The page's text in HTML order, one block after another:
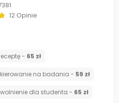
12 Opinie
- 65 zł
na badania - 59 zł
dla studenta - 65 zł